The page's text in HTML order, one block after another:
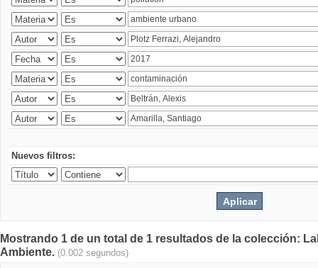
Nuevos filtros:
Mostrando 1 de un total de 1 resultados de la colección:
Ambiente. (0.002 segundos)